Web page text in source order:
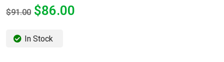
$91.00 $86.00
In Stock